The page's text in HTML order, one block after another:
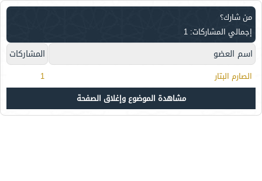
من شارك؟
إجمالي المشاركات: 1
اسم العضو المشاركات
الصارم البتار
1
مشاهدة الموضوع وإغلاق الصفحة